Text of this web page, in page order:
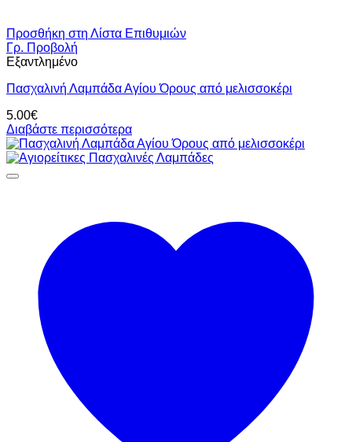
Προσθήκη στη Λίστα Επιθυμιών
Γρ. Προβολή
Εξαντλημένο
Πασχαλινή Λαμπάδα Αγίου Όρους από μελισσοκέρι
5.00€
Διαβάστε περισσότερα